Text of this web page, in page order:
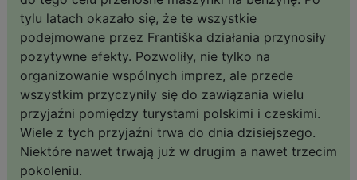
tylu latach okazało się, że te wszystkie
podejmowane przez Františka działania przynosiły
pozytywne efekty. Pozwoliły, nie tylko na
organizowanie wspólnych imprez, ale przede
wszystkim przyczyniły się do zawiązania wielu
przyjaźni pomiędzy turystami polskimi i czeskimi.
Wiele z tych przyjaźni trwa do dnia dzisiejszego.
Niektóre nawet trwają już w drugim a nawet trzecim
pokoleniu.